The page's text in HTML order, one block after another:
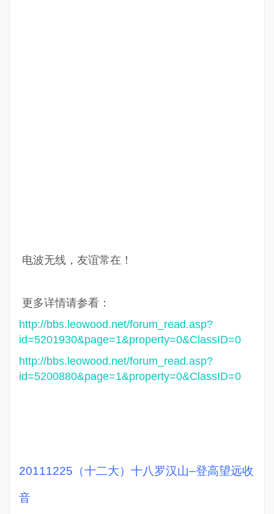
电波无线，友谊常在！
更多详情请参看：
http://bbs.leowood.net/forum_read.asp?
id=5201930&page=1&property=0&ClassID=0
http://bbs.leowood.net/forum_read.asp?
id=5200880&page=1&property=0&ClassID=0
20111225（十二大）十八罗汉山–登高望远收
音